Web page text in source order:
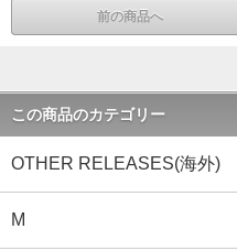
前の商品へ
この商品のカテゴリー
OTHER RELEASES(海外)
M